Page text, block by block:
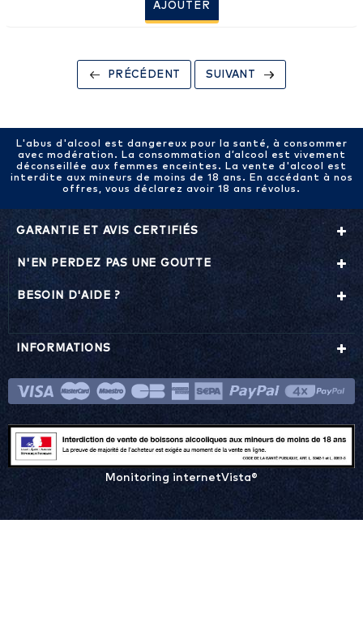
AJOUTER
PRÉCÉDENT SUIVANT
L'abus d'alcool est dangereux pour la santé, à consommer
avec modération. La consommation d’alcool est vivement
déconseillée aux femmes enceintes. La vente d'alcool est
interdite aux mineurs de moins de 18 ans. En accédant à nos
offres, vous déclarez avoir 18 ans révolus.
GARANTIE ET AVIS CERTIFIÉS
N'EN PERDEZ PAS UNE GOUTTE
BESOIN D'AIDE ?
INFORMATIONS
Monitoring internetVista®